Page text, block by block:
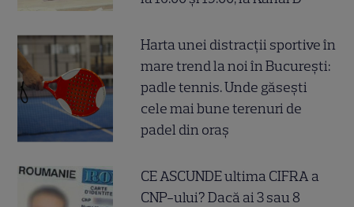
Harta unei distracții sportive în
mare trend la noi în București:
padle tennis. Unde găsești
cele mai bune terenuri de
padel din oraș
CE ASCUNDE ultima CIFRA a
CNP-ului? Dacă ai 3 sau 8